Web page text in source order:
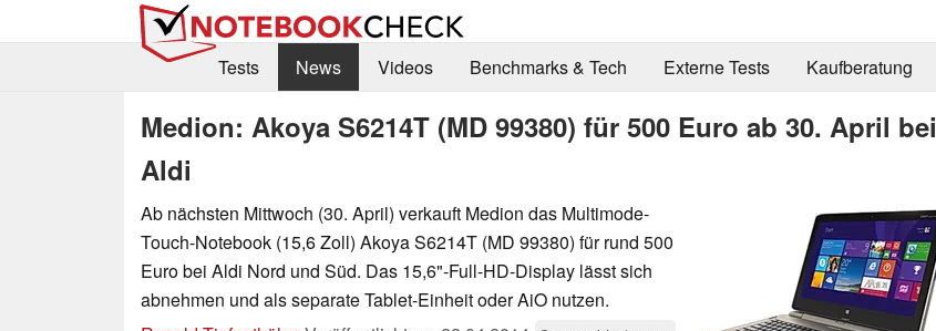
Tests
News Videos Benchmarks & Tech Externe Tests Kaufberatung
Medion: Akoya S6214T (MD 99380) für 500 Euro ab 30. April bei
Aldi
Ab nächsten Mittwoch (30. April) verkauft Medion das Multimode-
Touch-Notebook (15,6 Zoll) Akoya S6214T (MD 99380) für rund 500
Euro bei Aldi Nord und Süd. Das 15,6"-Full-HD-Display lässt sich
abnehmen und als separate Tablet-Einheit oder AiO nutzen.